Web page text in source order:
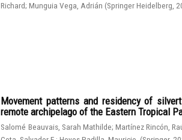
Richard;Munguia Vega, Adrián (Springer Heidelberg
Movement patterns and residency of
remote archipelago of the Eastern Tropical
Salomé Beauvais, Sarah Mathilde;Martínez Rincón,